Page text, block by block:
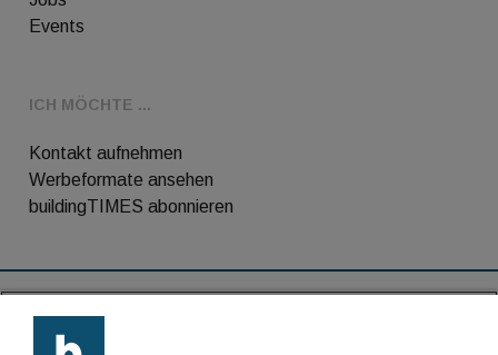
Events
ICH MÖCHTE ...
Kontakt aufnehmen
Werbeformate ansehen
buildingTIMES abonnieren